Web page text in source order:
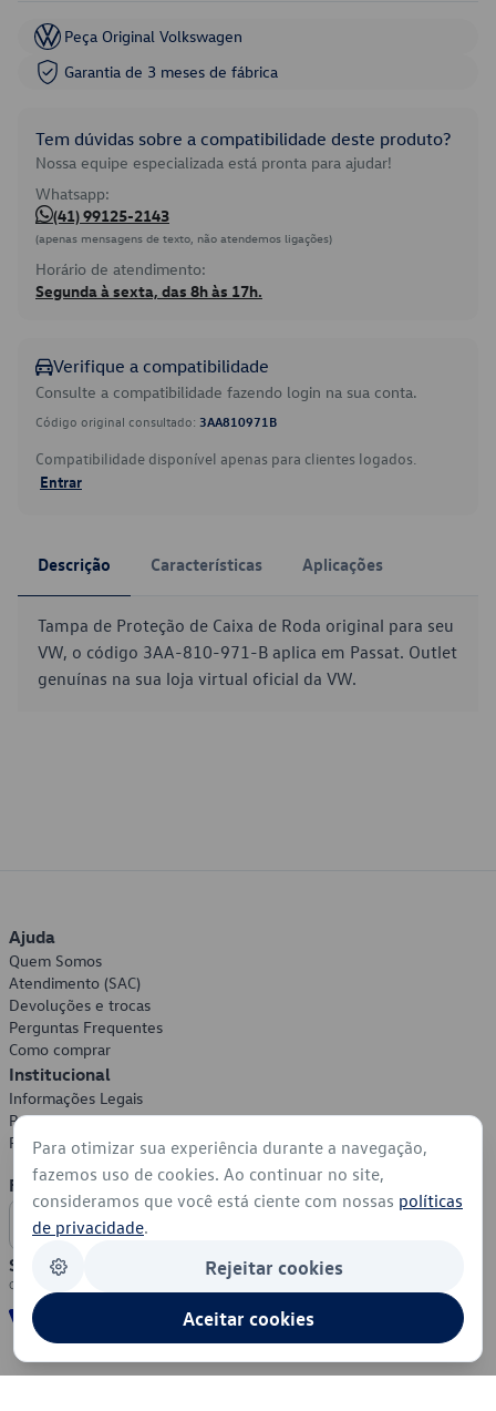
Peça Original Volkswagen
Garantia de 3 meses de fábrica
Tem dúvidas sobre a compatibilidade deste produto?
Nossa equipe especializada está pronta para ajudar!
Whatsapp:
(41) 99125-2143
(apenas mensagens de texto, não atendemos ligações)
Horário de atendimento:
Segunda à sexta, das 8h às 17h.
Verifique a compatibilidade
Consulte a compatibilidade fazendo login na sua conta.
Código original consultado: 3AA810971B
Compatibilidade disponível apenas para clientes logados.
Entrar
Descrição Características Aplicações
Tampa de Proteção de Caixa de Roda original para seu
VW, o código 3AA-810-971-B aplica em Passat. Outlet
genuínas na sua loja virtual oficial da VW.
Ajuda
Quem Somos
Atendimento (SAC)
Devoluções e trocas
Perguntas Frequentes
Como comprar
Institucional
Informações Legais
Política de Privacidade
Política de Cookies
Formas de Pagamento
Segurança
Para otimizar sua experiência durante a navegação,
fazemos uso de cookies. Ao continuar no site,
consideramos que você está ciente com nossas políticas
de privacidade.
Rejeitar cookies
Aceitar cookies